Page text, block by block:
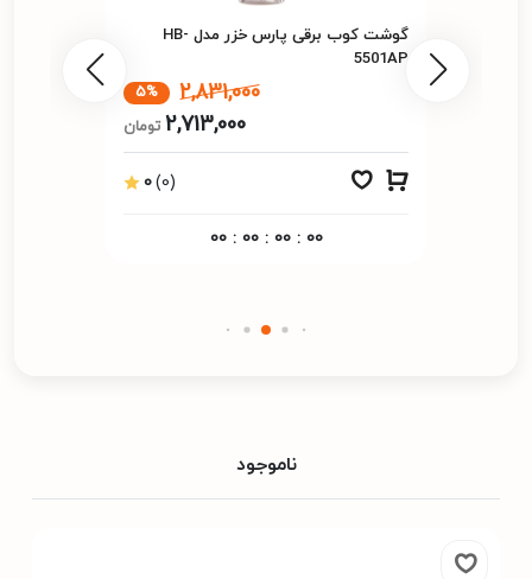
گوشت کوب برقی پارس خزر مدل HB-
5501AP
2,831,000
5%
2,713,000تومان
0(0)
00 : 00 : 00 : 00
ناموجود